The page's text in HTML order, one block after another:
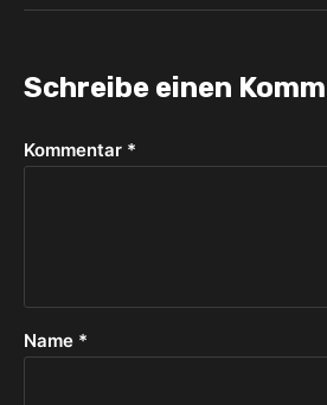
Schreibe einen
Kommentar *
Name *